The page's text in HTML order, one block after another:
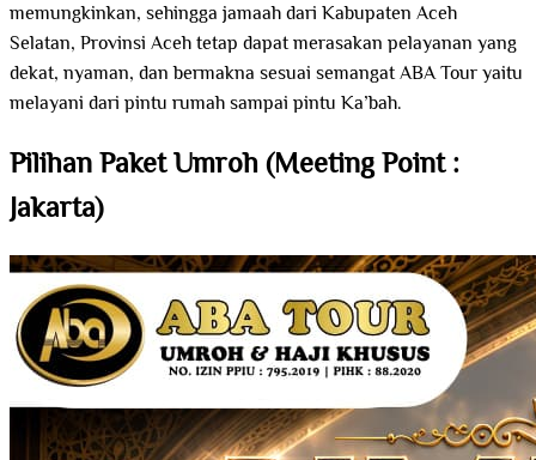
memungkinkan, sehingga jamaah dari Kabupaten Aceh
Selatan, Provinsi Aceh tetap dapat merasakan pelayanan yang
dekat, nyaman, dan bermakna sesuai semangat ABA Tour yaitu
melayani dari pintu rumah sampai pintu Ka’bah.
Pilihan Paket Umroh (Meeting Point :
Jakarta)